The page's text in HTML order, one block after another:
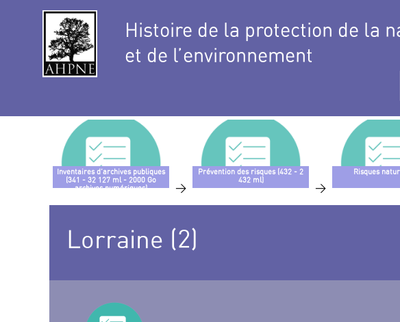
Histoire de la protection de la
et de l’environnement
Inventaires d’archives publiques
(341 - 32 127 ml - 2000 Go
archives numériques)
>
Prévention des risques (432 - 2
432 ml)
>
Risques
Lorraine (2)